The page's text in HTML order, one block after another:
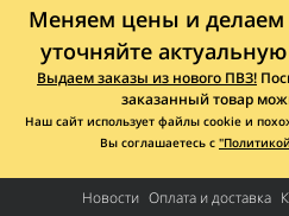
Меняем цены и делаем
уточняйте
Выдаем заказы из нового ПВЗ!
заказанный товар
Наш сайт использует файлы cookie и
Вы соглашаетесь с
Новости Оплата и доставка